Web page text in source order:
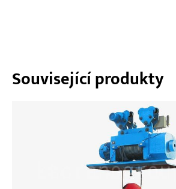
Související produkty